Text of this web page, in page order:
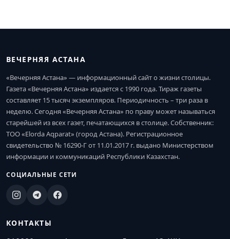
ВЕЧЕРНЯЯ АСТАНА
«Вечерняя Астана» — информационный сайт о жизни столицы.
Газета «Вечерняя Астана» издается с 1990 года. Тираж газеты
составляет 15 тысяч экземпляров. Периодичность – три раза в
неделю. Сегодня «Вечерняя Астана» по праву может называться
старейшей из всех газет, печатающихся в столице. Собственник:
ТОО «Elorda Aqparat» (город Астана). Регистрационное
свидетельство № 16290-Г от 11.01.2017 г. выдано Министерством
информации и коммуникаций Республики Казахстан.
СОЦИАЛЬНЫЕ СЕТИ
КОНТАКТЫ